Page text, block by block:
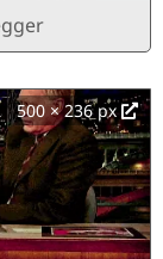
500 × 236 px